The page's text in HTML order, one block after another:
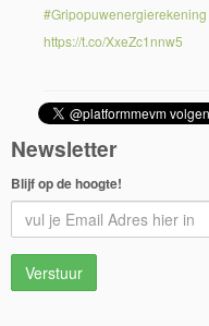
#Gripopuwenergierekening
https://t.co/XxeZc1nnw5
Newsletter
Blijf op de hoogte!